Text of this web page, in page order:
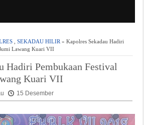
, SEKADAU HILIR » Kapolres Sekadau Hadiri
Lawang Kuari VII
Hadiri Pembukaan Festival
Kuari VII
15 Desember